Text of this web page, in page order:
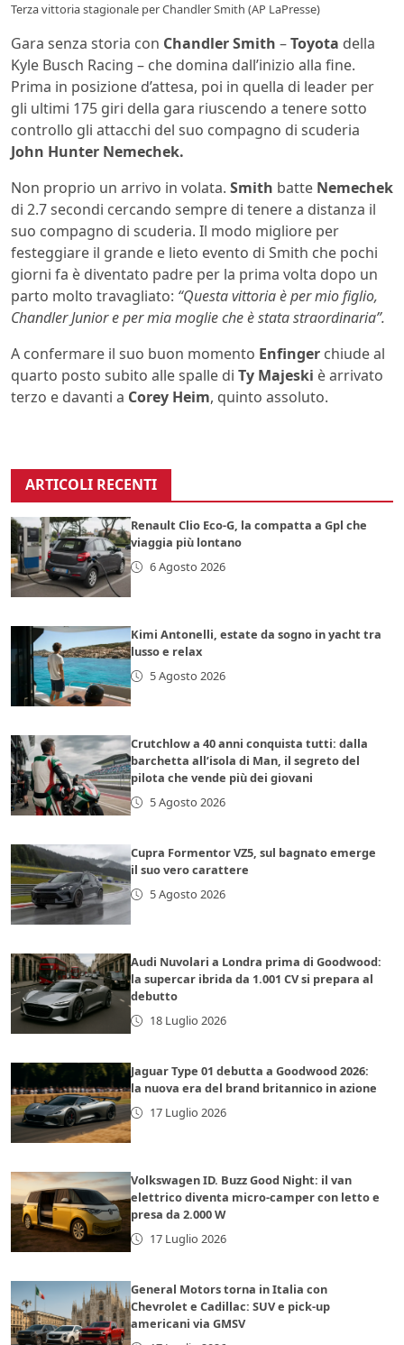
Terza vittoria stagionale per Chandler Smith (AP LaPresse)
Gara senza storia con Chandler Smith –Toyota della
Kyle Busch Racing – che domina dall’inizio alla fine.
Prima in posizione d’attesa, poi in quella di leader per
gli ultimi 175 giri della gara riuscendo a tenere sotto
controllo gli attacchi del suo compagno di scuderia
John Hunter Nemechek.
Non proprio un arrivo in volata. Smith batte Nemechek
di 2.7 secondi cercando sempre di tenere a distanza il
suo compagno di scuderia. Il modo migliore per
festeggiare il grande e lieto evento di Smith che pochi
giorni fa è diventato padre per la prima volta dopo un
parto molto travagliato: “Questa vittoria è per mio figlio,
Chandler Junior e per mia moglie che è stata straordinaria”.
A confermare il suo buon momento Enfinger chiude al
quarto posto subito alle spalle di Ty Majeski è arrivato
terzo e davanti a Corey Heim, quinto assoluto.
ARTICOLI RECENTI
Renault Clio Eco-G, la compatta a Gpl che
viaggia più lontano
6 Agosto 2026
Kimi Antonelli, estate da sogno in yacht tra
lusso e relax
5 Agosto 2026
Crutchlow a 40 anni conquista tutti: dalla
barchetta all’isola di Man, il segreto del
pilota che vende più dei giovani
5 Agosto 2026
Cupra Formentor VZ5, sul bagnato emerge
il suo vero carattere
5 Agosto 2026
Audi Nuvolari a Londra prima di Goodwood:
la supercar ibrida da 1.001 CV si prepara al
debutto
18 Luglio 2026
Jaguar Type 01 debutta a Goodwood 2026:
la nuova era del brand britannico in azione
17 Luglio 2026
Volkswagen ID. Buzz Good Night: il van
elettrico diventa micro-camper con letto e
presa da 2.000 W
17 Luglio 2026
General Motors torna in Italia con
Chevrolet e Cadillac: SUV e pick-up
americani via GMSV